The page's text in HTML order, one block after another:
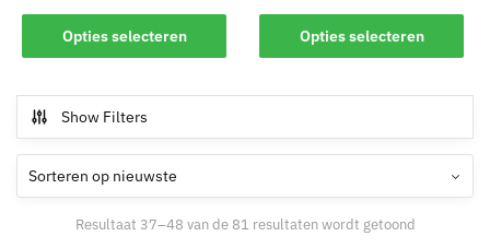
Opties selecteren
product
heeft
variaties.
Deze
gekozen
Opties selecteren
product
variaties.
Deze
Show Filters
Resultaat 37–48 van de 81 resultaten wordt getoondGesorteerd